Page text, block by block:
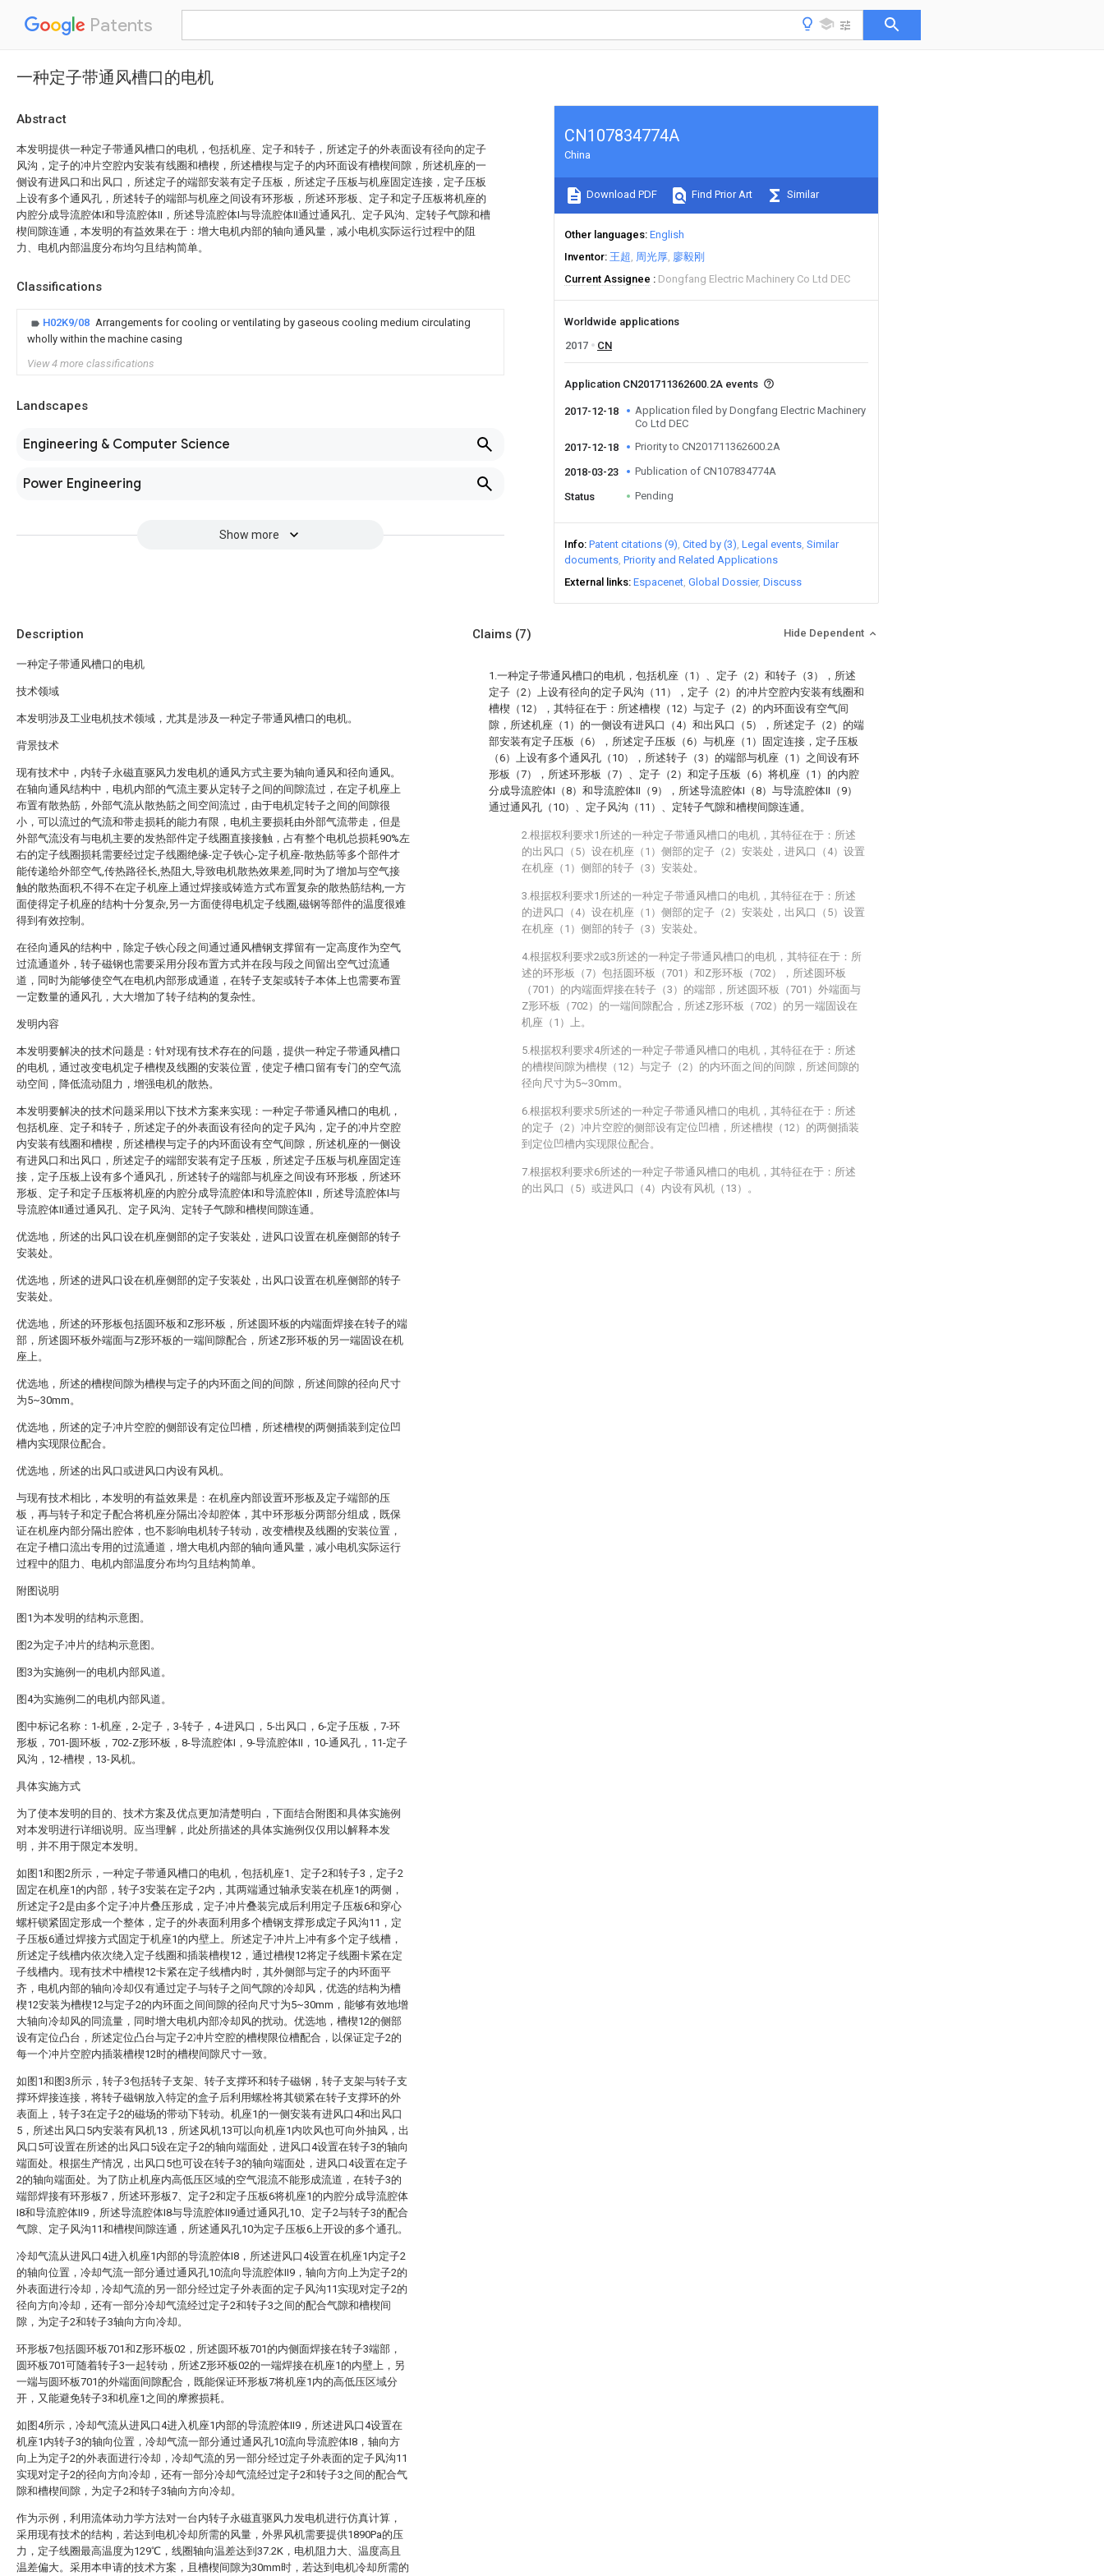
Patents
一种定子带通风槽口的电机
Abstract
本发明提供一种定子带通风槽口的电机，包括机座、定子和转子，所述定子的外表面设有径向的定子
风沟，定子的冲片空腔内安装有线圈和槽楔，所述槽楔与定子的内环面设有槽楔间隙，所述机座的一
侧设有进风口和出风口，所述定子的端部安装有定子压板，所述定子压板与机座固定连接，定子压板
上设有多个通风孔，所述转子的端部与机座之间设有环形板，所述环形板、定子和定子压板将机座的
内腔分成导流腔体I和导流腔体II，所述导流腔体I与导流腔体II通过通风孔、定子风沟、定转子气隙和槽
楔间隙连通，本发明的有益效果在于：增大电机内部的轴向通风量，减小电机实际运行过程中的阻
力、电机内部温度分布均匀且结构简单。
Classifications
H02K9/08 Arrangements for cooling or ventilating by gaseous cooling medium circulating
wholly within the machine casing
View 4 more classifications
Landscapes
Engineering & Computer Science
Power Engineering
Show more
CN107834774A
China
Download PDF Find Prior Art Similar
Other languages English
Inventor 王超 周光厚 廖毅刚
Current Assignee
Dongfang Electric Machinery Co Ltd DEC
Worldwide applications
2017
CN
Application CN201711362600.2A events
2017-12-18
Application filed by Dongfang Electric Machinery
Co Ltd DEC
2017-12-18
Priority to CN201711362600.2A
2018-03-23 Publication of CN107834774A
Status Pending
Info Patent citations (9) Cited by (3) Legal events Similar
documents Priority and Related Applications
External links Espacenet Global Dossier Discuss
Description
一种定子带通风槽口的电机
技术领域
本发明涉及工业电机技术领域，尤其是涉及一种定子带通风槽口的电机。
背景技术
现有技术中，内转子永磁直驱风力发电机的通风方式主要为轴向通风和径向通风。
在轴向通风结构中，电机内部的气流主要从定转子之间的间隙流过，在定子机座上
布置有散热筋，外部气流从散热筋之间空间流过，由于电机定转子之间的间隙很
小，可以流过的气流和带走损耗的能力有限，电机主要损耗由外部气流带走，但是
外部气流没有与电机主要的发热部件定子线圈直接接触，占有整个电机总损耗90%左
右的定子线圈损耗需要经过定子线圈绝缘-定子铁心-定子机座-散热筋等多个部件才
能传递给外部空气,传热路径长,热阻大,导致电机散热效果差,同时为了增加与空气接
触的散热面积,不得不在定子机座上通过焊接或铸造方式布置复杂的散热筋结构,一方
面使得定子机座的结构十分复杂,另一方面使得电机定子线圈,磁钢等部件的温度很难
得到有效控制。
在径向通风的结构中，除定子铁心段之间通过通风槽钢支撑留有一定高度作为空气
过流通道外，转子磁钢也需要采用分段布置方式并在段与段之间留出空气过流通
道，同时为能够使空气在电机内部形成通道，在转子支架或转子本体上也需要布置
一定数量的通风孔，大大增加了转子结构的复杂性。
发明内容
本发明要解决的技术问题是：针对现有技术存在的问题，提供一种定子带通风槽口
的电机，通过改变电机定子槽楔及线圈的安装位置，使定子槽口留有专门的空气流
动空间，降低流动阻力，增强电机的散热。
本发明要解决的技术问题采用以下技术方案来实现：一种定子带通风槽口的电机，
包括机座、定子和转子，所述定子的外表面设有径向的定子风沟，定子的冲片空腔
内安装有线圈和槽楔，所述槽楔与定子的内环面设有空气间隙，所述机座的一侧设
有进风口和出风口，所述定子的端部安装有定子压板，所述定子压板与机座固定连
接，定子压板上设有多个通风孔，所述转子的端部与机座之间设有环形板，所述环
形板、定子和定子压板将机座的内腔分成导流腔体I和导流腔体II，所述导流腔体I与
导流腔体II通过通风孔、定子风沟、定转子气隙和槽楔间隙连通。
优选地，所述的出风口设在机座侧部的定子安装处，进风口设置在机座侧部的转子
安装处。
优选地，所述的进风口设在机座侧部的定子安装处，出风口设置在机座侧部的转子
安装处。
优选地，所述的环形板包括圆环板和Z形环板，所述圆环板的内端面焊接在转子的端
部，所述圆环板外端面与Z形环板的一端间隙配合，所述Z形环板的另一端固设在机
座上。
优选地，所述的槽楔间隙为槽楔与定子的内环面之间的间隙，所述间隙的径向尺寸
为5~30mm。
优选地，所述的定子冲片空腔的侧部设有定位凹槽，所述槽楔的两侧插装到定位凹
槽内实现限位配合。
优选地，所述的出风口或进风口内设有风机。
与现有技术相比，本发明的有益效果是：在机座内部设置环形板及定子端部的压
板，再与转子和定子配合将机座分隔出冷却腔体，其中环形板分两部分组成，既保
证在机座内部分隔出腔体，也不影响电机转子转动，改变槽楔及线圈的安装位置，
在定子槽口流出专用的过流通道，增大电机内部的轴向通风量，减小电机实际运行
过程中的阻力、电机内部温度分布均匀且结构简单。
附图说明
图1为本发明的结构示意图。
图2为定子冲片的结构示意图。
图3为实施例一的电机内部风道。
图4为实施例二的电机内部风道。
图中标记名称：1-机座，2-定子，3-转子，4-进风口，5-出风口，6-定子压板，7-环
形板，701-圆环板，702-Z形环板，8-导流腔体I，9-导流腔体II，10-通风孔，11-定子
风沟，12-槽楔，13-风机。
具体实施方式
为了使本发明的目的、技术方案及优点更加清楚明白，下面结合附图和具体实施例
对本发明进行详细说明。应当理解，此处所描述的具体实施例仅仅用以解释本发
明，并不用于限定本发明。
如图1和图2所示，一种定子带通风槽口的电机，包括机座1、定子2和转子3，定子2
固定在机座1的内部，转子3安装在定子2内，其两端通过轴承安装在机座1的两侧，
所述定子2是由多个定子冲片叠压形成，定子冲片叠装完成后利用定子压板6和穿心
螺杆锁紧固定形成一个整体，定子的外表面利用多个槽钢支撑形成定子风沟11，定
子压板6通过焊接方式固定于机座1的内壁上。所述定子冲片上冲有多个定子线槽，
所述定子线槽内依次绕入定子线圈和插装槽楔12，通过槽楔12将定子线圈卡紧在定
子线槽内。现有技术中槽楔12卡紧在定子线槽内时，其外侧部与定子的内环面平
齐，电机内部的轴向冷却仅有通过定子与转子之间气隙的冷却风，优选的结构为槽
楔12安装为槽楔12与定子2的内环面之间间隙的径向尺寸为5~30mm，能够有效地增
大轴向冷却风的同流量，同时增大电机内部冷却风的扰动。优选地，槽楔12的侧部
设有定位凸台，所述定位凸台与定子2冲片空腔的槽楔限位槽配合，以保证定子2的
每一个冲片空腔内插装槽楔12时的槽楔间隙尺寸一致。
如图1和图3所示，转子3包括转子支架、转子支撑环和转子磁钢，转子支架与转子支
撑环焊接连接，将转子磁钢放入特定的盒子后利用螺栓将其锁紧在转子支撑环的外
表面上，转子3在定子2的磁场的带动下转动。机座1的一侧安装有进风口4和出风口
5，所述出风口5内安装有风机13，所述风机13可以向机座1内吹风也可向外抽风，出
风口5可设置在所述的出风口5设在定子2的轴向端面处，进风口4设置在转子3的轴向
端面处。根据生产情况，出风口5也可设在转子3的轴向端面处，进风口4设置在定子
2的轴向端面处。为了防止机座内高低压区域的空气混流不能形成流道，在转子3的
端部焊接有环形板7，所述环形板7、定子2和定子压板6将机座1的内腔分成导流腔体
I8和导流腔体II9，所述导流腔体I8与导流腔体II9通过通风孔10、定子2与转子3的配合
气隙、定子风沟11和槽楔间隙连通，所述通风孔10为定子压板6上开设的多个通孔。
冷却气流从进风口4进入机座1内部的导流腔体I8，所述进风口4设置在机座1内定子2
的轴向位置，冷却气流一部分通过通风孔10流向导流腔体II9，轴向方向上为定子2的
外表面进行冷却，冷却气流的另一部分经过定子外表面的定子风沟11实现对定子2的
径向方向冷却，还有一部分冷却气流经过定子2和转子3之间的配合气隙和槽楔间
隙，为定子2和转子3轴向方向冷却。
环形板7包括圆环板701和Z形环板02，所述圆环板701的内侧面焊接在转子3端部，
圆环板701可随着转子3一起转动，所述Z形环板02的一端焊接在机座1的内壁上，另
一端与圆环板701的外端面间隙配合，既能保证环形板7将机座1内的高低压区域分
开，又能避免转子3和机座1之间的摩擦损耗。
如图4所示，冷却气流从进风口4进入机座1内部的导流腔体II9，所述进风口4设置在
机座1内转子3的轴向位置，冷却气流一部分通过通风孔10流向导流腔体I8，轴向方
向上为定子2的外表面进行冷却，冷却气流的另一部分经过定子外表面的定子风沟11
实现对定子2的径向方向冷却，还有一部分冷却气流经过定子2和转子3之间的配合气
隙和槽楔间隙，为定子2和转子3轴向方向冷却。
作为示例，利用流体动力学方法对一台内转子永磁直驱风力发电机进行仿真计算，
采用现有技术的结构，若达到电机冷却所需的风量，外界风机需要提供1890Pa的压
力，定子线圈最高温度为129℃，线圈轴向温差达到37.2K，电机阻力大、温度高且
温差偏大。采用本申请的技术方案，且槽楔间隙为30mm时，若达到电机冷却所需的
Claims (7) Hide Dependent
1.一种定子带通风槽口的电机，包括机座（1）、定子（2）和转子（3），所述
定子（2）上设有径向的定子风沟（11），定子（2）的冲片空腔内安装有线圈和
槽楔（12），其特征在于：所述槽楔（12）与定子（2）的内环面设有空气间
隙，所述机座（1）的一侧设有进风口（4）和出风口（5），所述定子（2）的端
部安装有定子压板（6），所述定子压板（6）与机座（1）固定连接，定子压板
（6）上设有多个通风孔（10），所述转子（3）的端部与机座（1）之间设有环
形板（7），所述环形板（7）、定子（2）和定子压板（6）将机座（1）的内腔
分成导流腔体I（8）和导流腔体II（9），所述导流腔体I（8）与导流腔体II（9）
通过通风孔（10）、定子风沟（11）、定转子气隙和槽楔间隙连通。
2.根据权利要求1所述的一种定子带通风槽口的电机，其特征在于：所述
的出风口（5）设在机座（1）侧部的定子（2）安装处，进风口（4）设置
在机座（1）侧部的转子（3）安装处。
3.根据权利要求1所述的一种定子带通风槽口的电机，其特征在于：所述
的进风口（4）设在机座（1）侧部的定子（2）安装处，出风口（5）设置
在机座（1）侧部的转子（3）安装处。
4.根据权利要求2或3所述的一种定子带通风槽口的电机，其特征在于：所
述的环形板（7）包括圆环板（701）和Z形环板（702），所述圆环板
（701）的内端面焊接在转子（3）的端部，所述圆环板（701）外端面与
Z形环板（702）的一端间隙配合，所述Z形环板（702）的另一端固设在
机座（1）上。
5.根据权利要求4所述的一种定子带通风槽口的电机，其特征在于：所述
的槽楔间隙为槽楔（12）与定子（2）的内环面之间的间隙，所述间隙的
径向尺寸为5~30mm。
6.根据权利要求5所述的一种定子带通风槽口的电机，其特征在于：所述
的定子（2）冲片空腔的侧部设有定位凹槽，所述槽楔（12）的两侧插装
到定位凹槽内实现限位配合。
7.根据权利要求6所述的一种定子带通风槽口的电机，其特征在于：所述
的出风口（5）或进风口（4）内设有风机（13）。